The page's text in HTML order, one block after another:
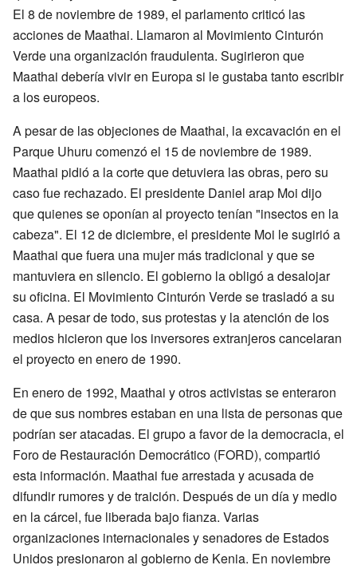
El 8 de noviembre de 1989, el parlamento criticó las
acciones de Maathai. Llamaron al Movimiento Cinturón
Verde una organización fraudulenta. Sugirieron que
Maathai debería vivir en Europa si le gustaba tanto escribir
a los europeos.
A pesar de las objeciones de Maathai, la excavación en el
Parque Uhuru comenzó el 15 de noviembre de 1989.
Maathai pidió a la corte que detuviera las obras, pero su
caso fue rechazado. El presidente Daniel arap Moi dijo
que quienes se oponían al proyecto tenían "insectos en la
cabeza". El 12 de diciembre, el presidente Moi le sugirió a
Maathai que fuera una mujer más tradicional y que se
mantuviera en silencio. El gobierno la obligó a desalojar
su oficina. El Movimiento Cinturón Verde se trasladó a su
casa. A pesar de todo, sus protestas y la atención de los
medios hicieron que los inversores extranjeros cancelaran
el proyecto en enero de 1990.
En enero de 1992, Maathai y otros activistas se enteraron
de que sus nombres estaban en una lista de personas que
podrían ser atacadas. El grupo a favor de la democracia, el
Foro de Restauración Democrático (FORD), compartió
esta información. Maathai fue arrestada y acusada de
difundir rumores y de traición. Después de un día y medio
en la cárcel, fue liberada bajo fianza. Varias
organizaciones internacionales y senadores de Estados
Unidos presionaron al gobierno de Kenia. En noviembre